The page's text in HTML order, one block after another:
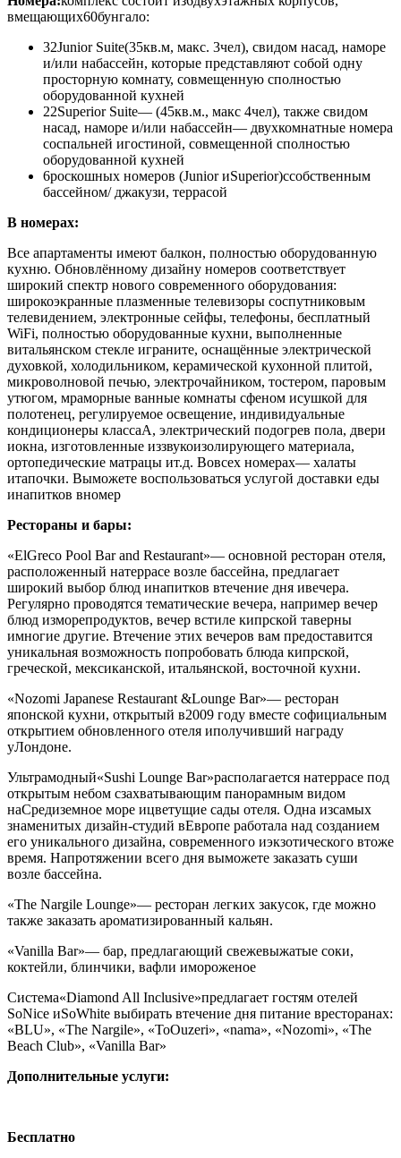
вмещающих60бунгало:
32Junior Suite(35кв.м, макс. 3чел), свидом насад, наморе
и/или набассейн, которые представляют собой одну
просторную комнату, совмещенную сполностью
оборудованной кухней
22Superior Suite— (45кв.м., макс 4чел), также свидом
насад, наморе и/или набассейн— двухкомнатные номера
соспальней игостиной, совмещенной сполностью
оборудованной кухней
6роскошных номеров (Junior иSuperior)ссобственным
бассейном/ джакузи, террасой
В номерах:
Все апартаменты имеют балкон, полностью оборудованную
кухню. Обновлённому дизайну номеров соответствует
широкий спектр нового современного оборудования:
широкоэкранные плазменные телевизоры соспутниковым
телевидением, электронные сейфы, телефоны, бесплатный
WiFi, полностью оборудованные кухни, выполненные
витальянском стекле играните, оснащённые электрической
духовкой, холодильником, керамической кухонной плитой,
микроволновой печью, электрочайником, тостером, паровым
утюгом, мраморные ванные комнаты сфеном исушкой для
полотенец, регулируемое освещение, индивидуальные
кондиционеры классаА, электрический подогрев пола, двери
иокна, изготовленные иззвукоизолирующего материала,
ортопедические матрацы ит.д. Вовсех номерах— халаты
итапочки. Выможете воспользоваться услугой доставки еды
инапитков вномер
Рестораны и бары:
«ElGreco Pool Bar and Restaurant»— основной ресторан отеля,
расположенный натеррасе возле бассейна, предлагает
широкий выбор блюд инапитков втечение дня ивечера.
Регулярно проводятся тематические вечера, например вечер
блюд изморепродуктов, вечер встиле кипрской таверны
имногие другие. Втечение этих вечеров вам предоставится
уникальная возможность попробовать блюда кипрской,
греческой, мексиканской, итальянской, восточной кухни.
«Nozomi Japanese Restaurant &Lounge Bar»— ресторан
японской кухни, открытый в2009 году вместе софициальным
открытием обновленного отеля иполучивший награду
уЛондоне.
Ультрамодный«Sushi Lounge Bar»располагается натеррасе под
открытым небом сзахватывающим панорамным видом
наСредиземное море ицветущие сады отеля. Одна изсамых
знаменитых дизайн-студий вЕвропе работала над созданием
его уникального дизайна, современного иэкзотического втоже
время. Напротяжении всего дня выможете заказать суши
возле бассейна.
«The Nargile Lounge»— ресторан легких закусок, где можно
также заказать ароматизированный кальян.
«Vanilla Bar»— бар, предлагающий свежевыжатые соки,
коктейли, блинчики, вафли имороженое
Система«Diamond All Inclusive»предлагает гостям отелей
SoNice иSoWhite выбирать втечение дня питание вресторанах:
«BLU», «The Nargile», «ToOuzeri», «nama», «Nozomi», «The
Beach Club», «Vanilla Bar»
Дополнительные услуги:
Бесплатно